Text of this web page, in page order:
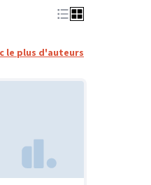
le plus d'auteurs